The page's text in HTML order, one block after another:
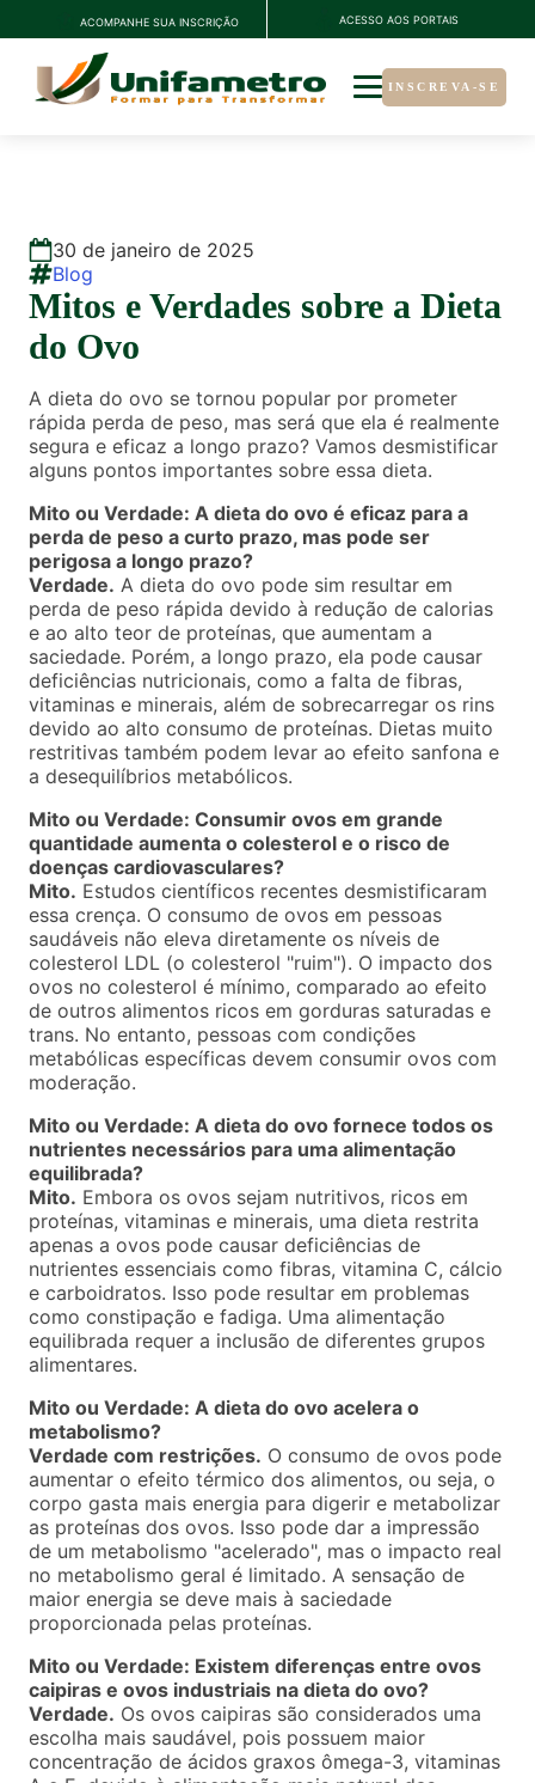
ACOMPANHE SUA INSCRIÇÃO ACESSO AOS PORTAIS
INSCREVA-SE
30 de janeiro de 2025
Blog
Mitos e Verdades sobre a Dieta
do Ovo
A dieta do ovo se tornou popular por prometer
rápida perda de peso, mas será que ela é realmente
segura e eficaz a longo prazo? Vamos desmistificar
alguns pontos importantes sobre essa dieta.
Mito ou Verdade: A dieta do ovo é eficaz para a
perda de peso a curto prazo, mas pode ser
perigosa a longo prazo?
Verdade. A dieta do ovo pode sim resultar em
perda de peso rápida devido à redução de calorias
e ao alto teor de proteínas, que aumentam a
saciedade. Porém, a longo prazo, ela pode causar
deficiências nutricionais, como a falta de fibras,
vitaminas e minerais, além de sobrecarregar os rins
devido ao alto consumo de proteínas. Dietas muito
restritivas também podem levar ao efeito sanfona e
a desequilíbrios metabólicos.
Mito ou Verdade: Consumir ovos em grande
quantidade aumenta o colesterol e o risco de
doenças cardiovasculares?
Mito. Estudos científicos recentes desmistificaram
essa crença. O consumo de ovos em pessoas
saudáveis não eleva diretamente os níveis de
colesterol LDL (o colesterol "ruim"). O impacto dos
ovos no colesterol é mínimo, comparado ao efeito
de outros alimentos ricos em gorduras saturadas e
trans. No entanto, pessoas com condições
metabólicas específicas devem consumir ovos com
moderação.
Mito ou Verdade: A dieta do ovo fornece todos os
nutrientes necessários para uma alimentação
equilibrada?
Mito. Embora os ovos sejam nutritivos, ricos em
proteínas, vitaminas e minerais, uma dieta restrita
apenas a ovos pode causar deficiências de
nutrientes essenciais como fibras, vitamina C, cálcio
e carboidratos. Isso pode resultar em problemas
como constipação e fadiga. Uma alimentação
equilibrada requer a inclusão de diferentes grupos
alimentares.
Mito ou Verdade: A dieta do ovo acelera o
metabolismo?
Verdade com restrições. O consumo de ovos pode
aumentar o efeito térmico dos alimentos, ou seja, o
corpo gasta mais energia para digerir e metabolizar
as proteínas dos ovos. Isso pode dar a impressão
de um metabolismo "acelerado", mas o impacto real
no metabolismo geral é limitado. A sensação de
maior energia se deve mais à saciedade
proporcionada pelas proteínas.
Mito ou Verdade: Existem diferenças entre ovos
caipiras e ovos industriais na dieta do ovo?
Verdade. Os ovos caipiras são considerados uma
escolha mais saudável, pois possuem maior
concentração de ácidos graxos ômega-3, vitaminas